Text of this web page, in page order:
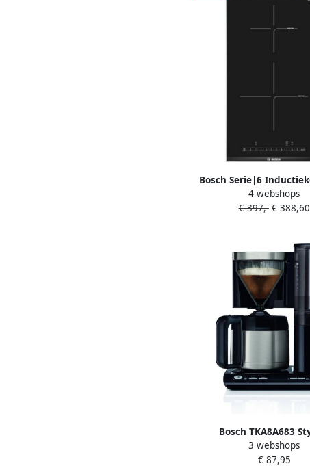
Bosch Serie|6
30 cm 2 zones
4 webshops
€ 397,-€ 388,60
Bosch TKA8A683
Koffiezetapparaat +
RVS Zwart
3 webshops
€ 87,95